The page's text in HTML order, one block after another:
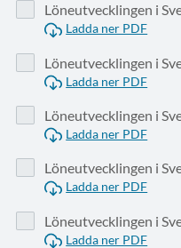
Löneutvecklingen i
Ladda ner PDF
Löneutvecklingen i
Ladda ner PDF
Löneutvecklingen i
Ladda ner PDF
Löneutvecklingen i
Ladda ner PDF
Löneutvecklingen i
Ladda ner PDF